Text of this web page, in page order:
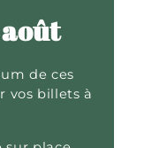
de ces
vos billets à